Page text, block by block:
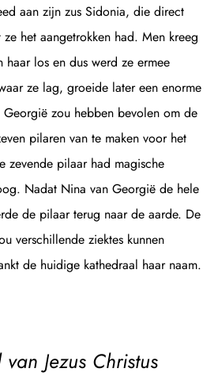
aan zijn zus Sidonia, die direct
het aangetrokken had. Men kreeg
haar los en dus werd ze ermee
ze lag, groeide later een enorme
zou hebben bevolen om de
pilaren van te maken voor het
zevende pilaar had magische
Nadat Nina van Georgië de hele
de pilaar terug naar de aarde. De
verschillende ziektes kunnen
de huidige kathedraal haar naam.
Jezus Christus